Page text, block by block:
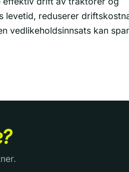
levetid, reduserer
vedlikeholdsinnsats kan